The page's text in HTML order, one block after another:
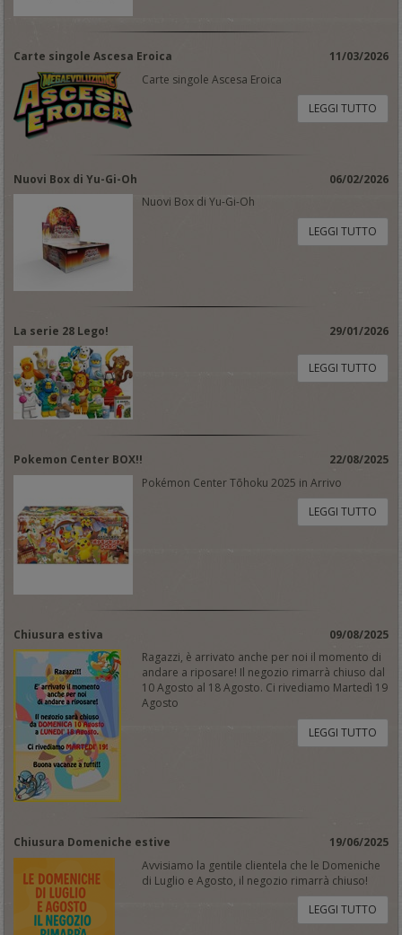
Carte singole Ascesa Eroica
11/03/2026
Carte singole Ascesa Eroica
LEGGI TUTTO
Nuovi Box di Yu-Gi-Oh
06/02/2026
Nuovi Box di Yu-Gi-Oh
LEGGI TUTTO
La serie 28 Lego! 29/01/2026
LEGGI TUTTO
Pokemon Center BOX!!
22/08/2025
Pokémon Center Tōhoku 2025 in Arrivo
LEGGI TUTTO
Chiusura estiva
09/08/2025
Ragazzi, è arrivato anche per noi il momento di
andare a riposare! Il negozio rimarrà chiuso dal
10 Agosto al 18 Agosto. Ci rivediamo Martedì 19
Agosto
LEGGI TUTTO
Chiusura Domeniche estive
19/06/2025
Avvisiamo la gentile clientela che le Domeniche
di Luglio e Agosto, il negozio rimarrà chiuso!
LEGGI TUTTO